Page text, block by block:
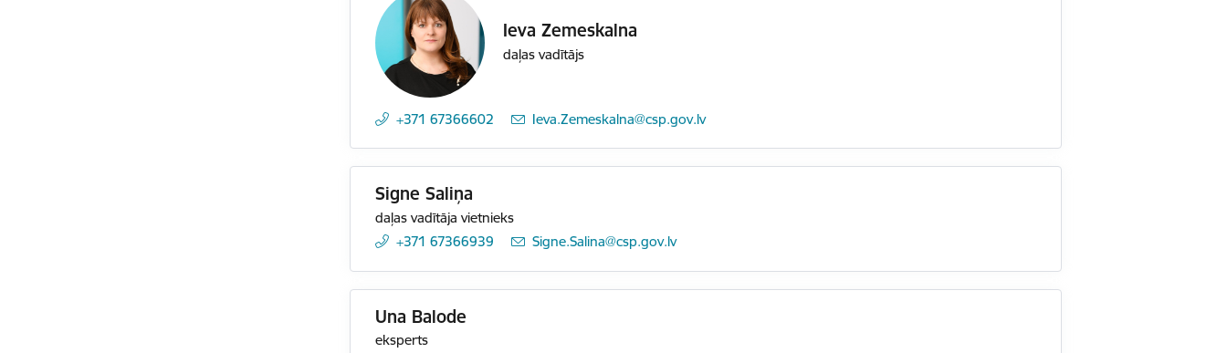
Ieva Zemeskalna
daļas vadītājs
+371 67366602 E-pasts:
Ieva.Zemeskalna@csp.gov.lv
Signe Saliņa
daļas vadītāja vietnieks
+371 67366939
E-pasts:
Signe.Salina@csp.gov.lv
Una Balode
eksperts